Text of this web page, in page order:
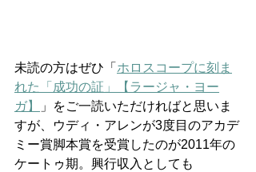
未読の方はぜひ「 ホロスコープに刻ま
れた「成功の証」【ラージャ・ヨー
ガ】
」をご一読いただければと思いま
すが、ウディ・アレンが3度目のアカデ
ミー賞脚本賞を受賞したのが2011年の
ケートゥ期。興行収入としても